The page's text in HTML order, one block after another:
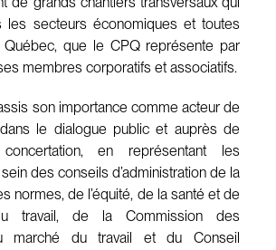
les secteurs économiques et toutes
Québec, que le CPQ représente par
membres corporatifs et associatifs.
son importance comme acteur de
le dialogue public et auprès de
en représentant les
des conseils d’administration de la
normes, de l’équité, de la santé et de
travail, de la Commission des
marché du travail et du Conseil